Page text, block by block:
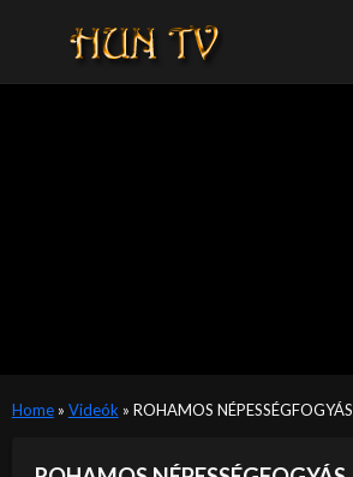
Home» Videók » ROHAMOS NÉPESSÉGFOGYÁS